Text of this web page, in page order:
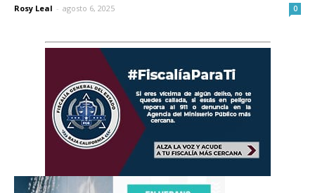
Rosy Leal - agosto 6, 2025 0